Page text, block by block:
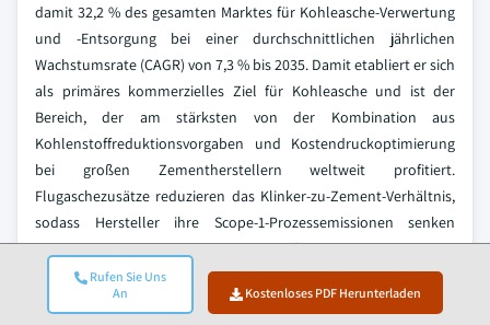
Rufen Sie Uns
An
Kostenloses PDF Herunterladen
damit 32,2 % des gesamten Marktes für Kohleasche-Verwertung
und -Entsorgung bei einer durchschnittlichen jährlichen
Wachstumsrate (CAGR) von 7,3 % bis 2035. Damit etabliert er sich
als primäres kommerzielles Ziel für Kohleasche und ist der
Bereich, der am stärksten von der Kombination aus
Kohlenstoffreduktionsvorgaben und Kostendruckoptimierung
bei großen Zementherstellern weltweit profitiert.
Flugaschezusätze reduzieren das Klinker-zu-Zement-Verhältnis,
sodass Hersteller ihre Scope-1-Prozessemissionen senken
können, die etwa 60 % des CO₂-Fußabdrucks von Zement
ausmachen, ohne dabei die Produktspezifikationen zu
beeinträchtigen.